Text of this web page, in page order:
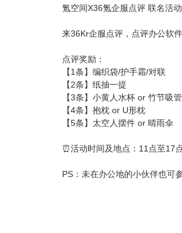
氪空间X36氪企服点评 联名活
来36Kr企服点评，点评办公软
点评奖励：
【1条】编织袋/护手霜/对联
【2条】纸抽一提
【3条】小黄人水杯 or 竹节吸
【4条】抱枕 or U形枕
【5条】太空人摆件 or 晴雨伞
⏰活动时间及地点：11点至17
PS：未在办公地的小伙伴也可